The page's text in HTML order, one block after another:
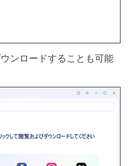
ンロードすることも可能